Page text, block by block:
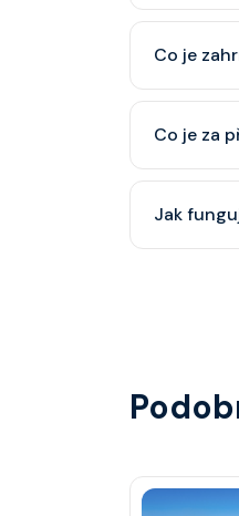
minimálně
Co je
nápoje
Co je za
některé
Jak